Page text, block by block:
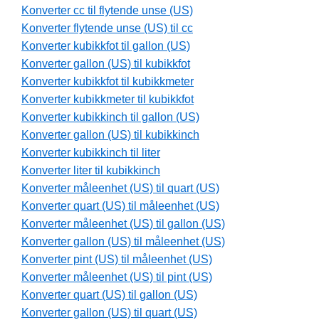
Konverter cc til flytende unse (US)
Konverter flytende unse (US) til cc
Konverter kubikkfot til gallon (US)
Konverter gallon (US) til kubikkfot
Konverter kubikkfot til kubikkmeter
Konverter kubikkmeter til kubikkfot
Konverter kubikkinch til gallon (US)
Konverter gallon (US) til kubikkinch
Konverter kubikkinch til liter
Konverter liter til kubikkinch
Konverter måleenhet (US) til quart (US)
Konverter quart (US) til måleenhet (US)
Konverter måleenhet (US) til gallon (US)
Konverter gallon (US) til måleenhet (US)
Konverter pint (US) til måleenhet (US)
Konverter måleenhet (US) til pint (US)
Konverter quart (US) til gallon (US)
Konverter gallon (US) til quart (US)